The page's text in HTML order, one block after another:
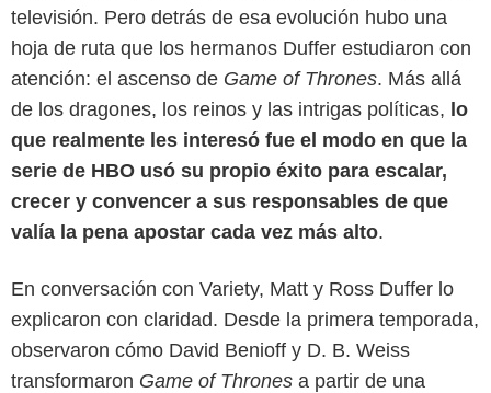
televisión. Pero detrás de esa evolución hubo una
hoja de ruta que los hermanos Duffer estudiaron con
atención: el ascenso de Game of Thrones. Más allá
de los dragones, los reinos y las intrigas políticas, lo
que realmente les interesó fue el modo en que la
serie de HBO usó su propio éxito para escalar,
crecer y convencer a sus responsables de que
valía la pena apostar cada vez más alto.
En conversación con Variety, Matt y Ross Duffer lo
explicaron con claridad. Desde la primera temporada,
observaron cómo David Benioff y D. B. Weiss
transformaron Game of Thrones a partir de una